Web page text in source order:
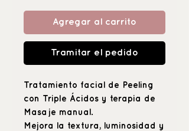
Agregar al carrito
Tramitar el pedido
Tratamiento facial de Peeling
con Triple Ácidos y terapia de
Masaje manual.
Mejora la textura, luminosidad y